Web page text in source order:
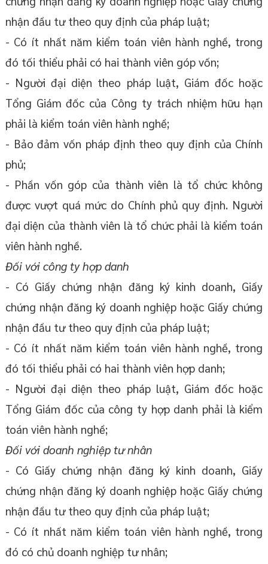
nhận đầu tư theo quy định của pháp luật;
- Có ít nhất năm kiểm toán viên hành nghề, trong
đó tối thiểu phải có hai thành viên góp vốn;
- Người đại diện theo pháp luật, Giám đốc hoặc
Tổng Giám đốc của Công ty trách nhiệm hữu hạn
phải là kiểm toán viên hành nghề;
- Bảo đảm vốn pháp định theo quy định của Chính
phủ;
- Phần vốn góp của thành viên là tổ chức không
được vượt quá mức do Chính phủ quy định. Người
đại diện của thành viên là tổ chức phải là kiểm toán
viên hành nghề.
Đối với công ty hợp danh
- Có Giấy chứng nhận đăng ký kinh doanh, Giấy
chứng nhận đăng ký doanh nghiệp hoặc Giấy chứng
nhận đầu tư theo quy định của pháp luật;
- Có ít nhất năm kiểm toán viên hành nghề, trong
đó tối thiểu phải có hai thành viên hợp danh;
- Người đại diện theo pháp luật, Giám đốc hoặc
Tổng Giám đốc của công ty hợp danh phải là kiểm
toán viên hành nghề;
Đối với doanh nghiệp tư nhân
- Có Giấy chứng nhận đăng ký kinh doanh, Giấy
chứng nhận đăng ký doanh nghiệp hoặc Giấy chứng
nhận đầu tư theo quy định của pháp luật;
- Có ít nhất năm kiểm toán viên hành nghề, trong
đó có chủ doanh nghiệp tư nhân;